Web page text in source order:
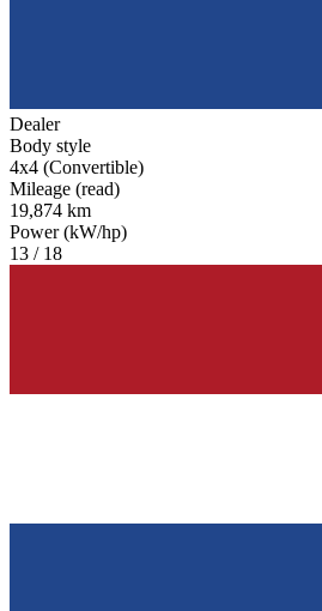
Dealer
Body style
4x4 (Convertible)
Mileage (read)
19,874 km
Power (kW/hp)
13 / 18